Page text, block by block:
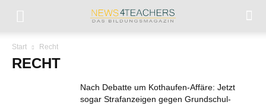
Start Recht
RECHT
Nach Debatte um Kothaufen-Affäre: Jetzt
sogar Strafanzeigen gegen Grundschul-